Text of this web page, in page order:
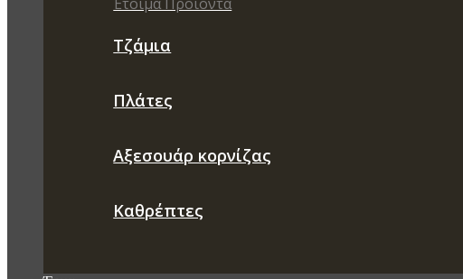
Τζάμια
Πλάτες
Αξεσουάρ κορνίζας
Καθρέπτες